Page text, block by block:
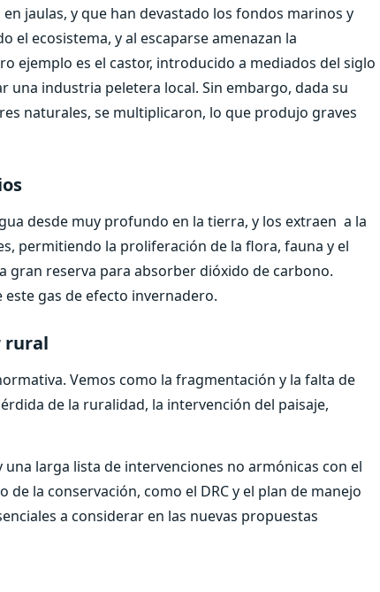
jaulas, y que han devastado los fondos marinos y
el ecosistema, y al escaparse amenazan la
ejemplo es el castor, introducido a mediados del siglo
una industria peletera local. Sin embargo, dada su
naturales, se multiplicaron, lo que produjo graves
desde muy profundo en la tierra, y los extraen a la
permitiendo la proliferación de la flora, fauna y el
gran reserva para absorber dióxido de carbono.
gas de efecto invernadero.
rural
Vemos como la fragmentación y la falta de
de la ruralidad, la intervención del paisaje,
larga lista de intervenciones no armónicas con el
la conservación, como el DRC y el plan de manejo
a considerar en las nuevas propuestas